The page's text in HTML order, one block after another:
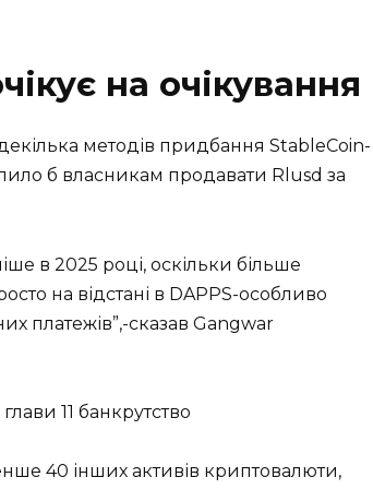
на очікування
методів придбання StableCoin-
б власникам продавати Rlusd за
в 2025 році, оскільки більше
на відстані в DAPPS-особливо
платежів”,-сказав Gangwar
11 банкрутство
40 інших активів криптовалюти,